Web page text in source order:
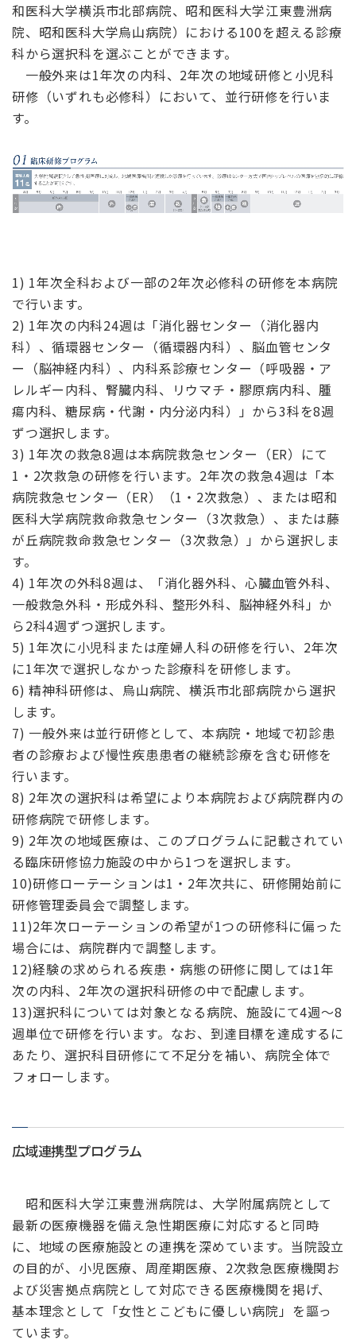
和医科大学横浜市北部病院、昭和医科大学江東豊洲病
院、昭和医科大学烏山病院）における100を超える診療
科から選択科を選ぶことができます。
一般外来は1年次の内科、2年次の地域研修と小児科
研修（いずれも必修科）において、並行研修を行いま
す。
1) 1年次全科および一部の2年次必修科の研修を本病院
で行います。
2) 1年次の内科24週は「消化器センター（消化器内
科）、循環器センター（循環器内科）、脳血管センタ
ー（脳神経内科）、内科系診療センター（呼吸器・ア
レルギー内科、腎臓内科、リウマチ・膠原病内科、腫
瘍内科、糖尿病・代謝・内分泌内科）」から3科を8週
ずつ選択します。
3) 1年次の救急8週は本病院救急センター（ER）にて
1・2次救急の研修を行います。2年次の救急4週は「本
病院救急センター（ER）（1・2次救急）、または昭和
医科大学病院救命救急センター（3次救急）、または藤
が丘病院救命救急センター（3次救急）」から選択しま
す。
4) 1年次の外科8週は、「消化器外科、心臓血管外科、
一般救急外科・形成外科、整形外科、脳神経外科」か
ら2科4週ずつ選択します。
5) 1年次に小児科または産婦人科の研修を行い、2年次
に1年次で選択しなかった診療科を研修します。
6) 精神科研修は、烏山病院、横浜市北部病院から選択
します。
7) 一般外来は並行研修として、本病院・地域で初診患
者の診療および慢性疾患患者の継続診療を含む研修を
行います。
8) 2年次の選択科は希望により本病院および病院群内の
研修病院で研修します。
9) 2年次の地域医療は、このプログラムに記載されてい
る臨床研修協力施設の中から1つを選択します。
10)研修ローテーションは1・2年次共に、研修開始前に
研修管理委員会で調整します。
11)2年次ローテーションの希望が1つの研修科に偏った
場合には、病院群内で調整します。
12)経験の求められる疾患・病態の研修に関しては1年
次の内科、2年次の選択科研修の中で配慮します。
13)選択科については対象となる病院、施設にて4週～8
週単位で研修を行います。なお、到達目標を達成するに
あたり、選択科目研修にて不足分を補い、病院全体で
フォローします。
広域連携型プログラム
昭和医科大学江東豊洲病院は、大学附属病院として
最新の医療機器を備え急性期医療に対応すると同時
に、地域の医療施設との連携を深めています。当院設立
の目的が、小児医療、周産期医療、2次救急医療機関お
よび災害拠点病院として対応できる医療機関を掲げ、
基本理念として「女性とこどもに優しい病院」を謳っ
ています。